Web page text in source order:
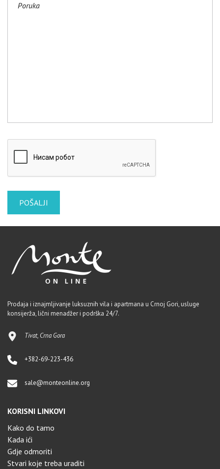
Prodaja i iznajmljivanje luksuznih vila i apartmana u Crnoj Gori, usluge
konsijerža, lični menadžer i podrška 24/7.
Tivat, Crna Gora
+382-69-223-436
sale@monteonline.org
KORISNI LINKOVI
Kako do tamo
Kada ići
Gdje odmoriti
Stvari koje treba uraditi